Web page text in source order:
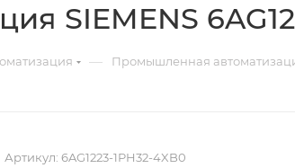
SIEMENS
— Промышленная
Артикул: 6AG1223-1PH32-4XB0